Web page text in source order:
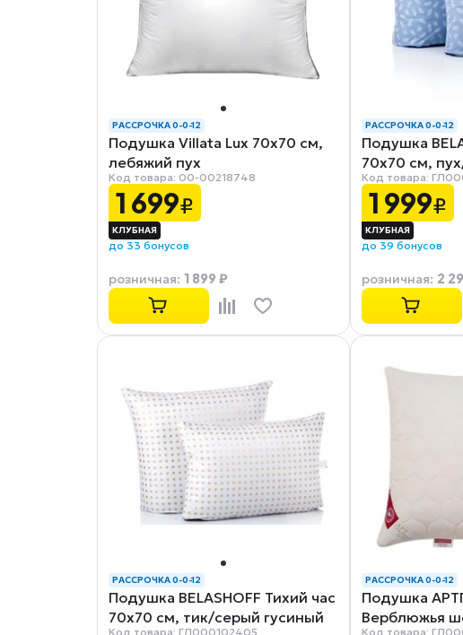
РАССРОЧКА 0-0-12
Подушка Villata Lux 70х70 см,
лебяжий пух
Код товара: 00-00218748
1 699₽
до 33 бонусов
розничная: 1 899 ₽
РАССРОЧКА 0-0-12
Подушка
70х70 см,
Код товара:
1 999₽
до 39 бонусов
розничная: 2
РАССРОЧКА 0-0-12
Подушка BELASHOFF Тихий час
70х70 см, тик/серый гусиный
Код товара: ГЛ000102405
РАССРОЧКА 0-0-12
Подушка
Верблюжья
Код товара: